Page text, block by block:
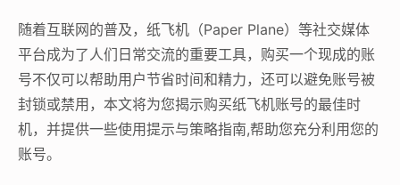
随着互联网的普及，纸飞机（Paper Plane）等社交媒体
平台成为了人们日常交流的重要工具，购买一个现成的账
号不仅可以帮助用户节省时间和精力，还可以避免账号被
封锁或禁用，本文将为您揭示购买纸飞机账号的最佳时
机，并提供一些使用提示与策略指南,帮助您充分利用您的
账号。